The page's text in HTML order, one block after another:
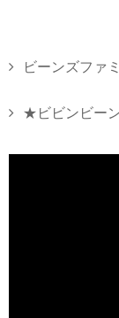
ビーンズファ
★ビビンビー